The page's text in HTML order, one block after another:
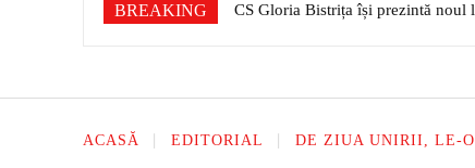
BREAKING CS Gloria Bistrița își prezintă noul
Programul filmelor din
ACASĂ EDITORIAL DE ZIUA UNIRII, LE-